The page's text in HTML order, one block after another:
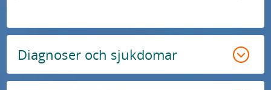
Diagnoser och sjukdomar